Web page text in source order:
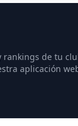
de tu
aplicación